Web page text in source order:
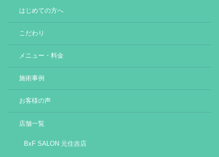
はじめての方へ
こだわり
メニュー・料金
施術事例
お客様の声
店舗一覧
BxF SALON 元住吉店